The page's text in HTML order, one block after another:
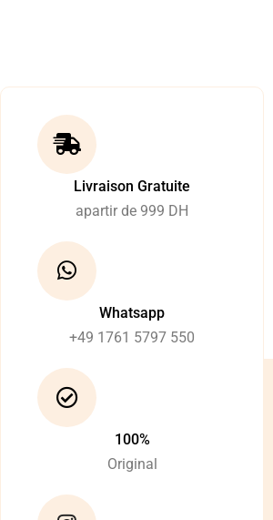
Livraison Gratuite
apartir de 999 DH
Whatsapp
+49 1761 5797 550
100%
Original